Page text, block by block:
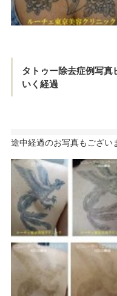
タトゥー除去症例写
いく経過
途中経過のお写真もござい